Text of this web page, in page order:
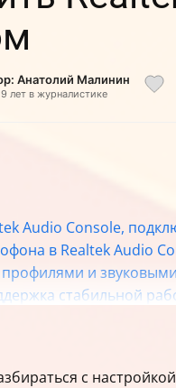
Анатолий Малинин
9 лет в журналистике
Audio Console,
в Realtek Audio
профилями и
стабильной
с